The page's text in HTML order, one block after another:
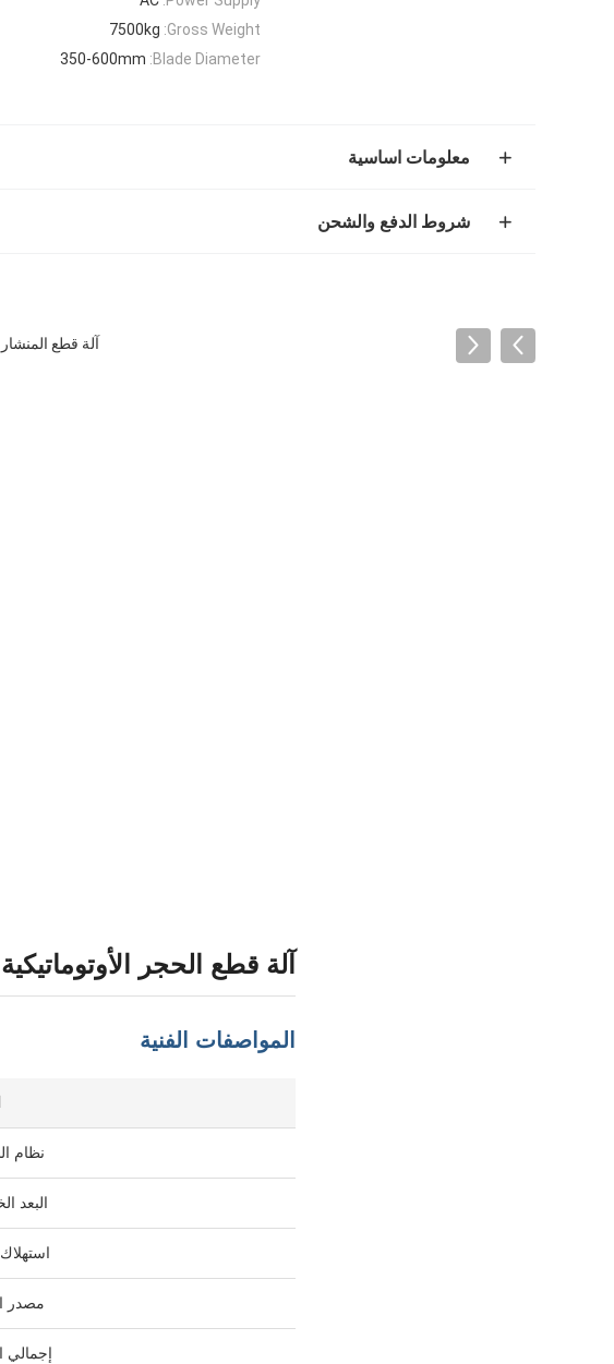
Gross Weight:
7500kg
Blade Diameter:
350-600mm
معلومات اساسية
شروط الدفع والشحن
آلة قطع المنشار الكاملة ذاتية
آلة قطع الحجر الأوتوماتيكية ذات 5 محاور مع وظيفة الذاكرة
المواصفات الفنية
نظام
البعد
استهلاك
مصدر
إجمالي